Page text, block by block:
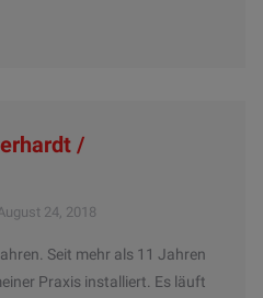
/
24, 2018
Seit mehr als 11 Jahren
Praxis installiert. Es läuft